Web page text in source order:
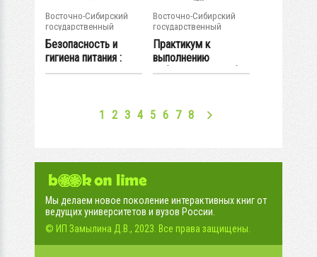
Восточно-Сибирский
государственный
университет...
Безопасность и
гигиена питания :
программа,...
Восточно-Сибирский
государственный
университет...
Практикум к
выполнению
лабораторных работ
1 2 3 4 5 6 7 8
Мы делаем новое поколение интерактивных книг от
ведущих университетов и вузов России.
© ИП Замылина Д.В., 2023. Все права защищены.